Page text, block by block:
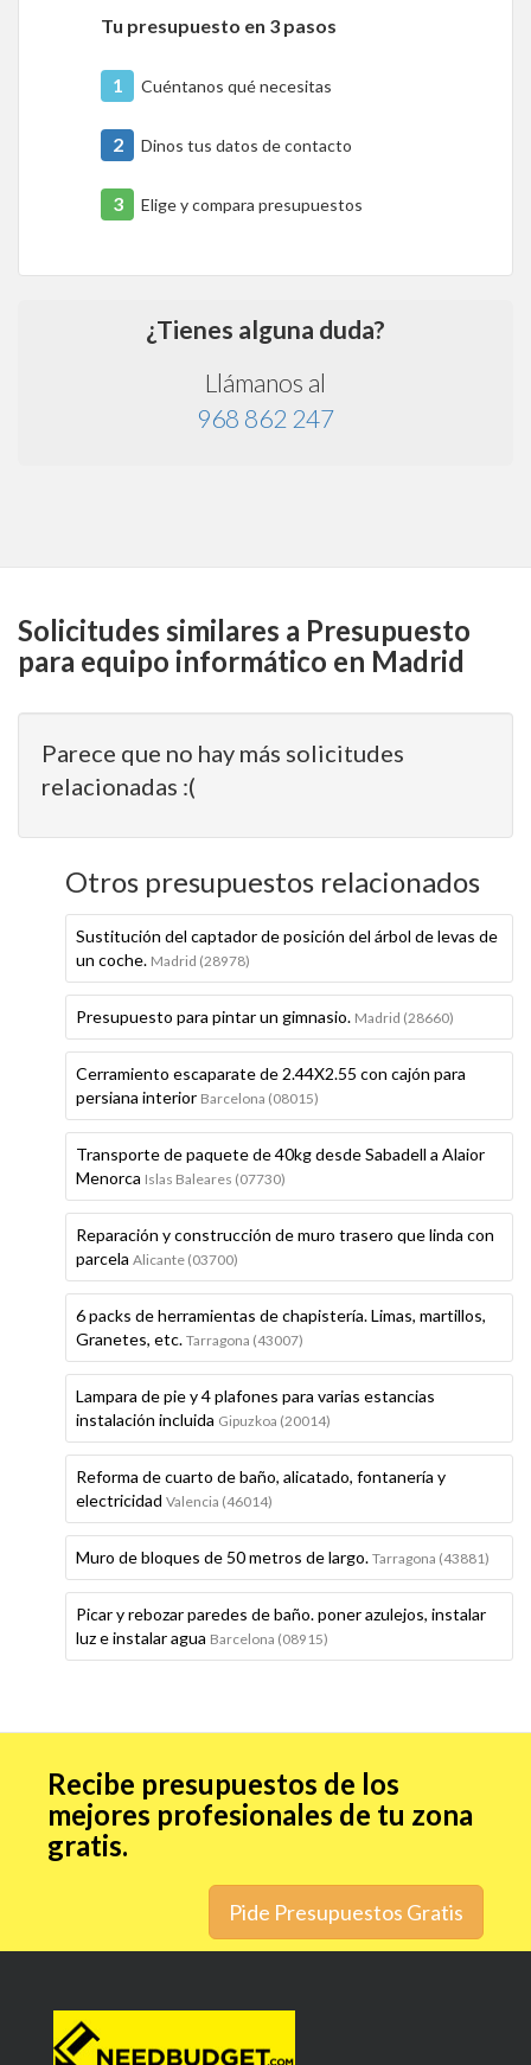
Tu presupuesto en 3 pasos
1 Cuéntanos qué necesitas
2 Dinos tus datos de contacto
3 Elige y compara presupuestos
¿Tienes alguna duda?
Llámanos al
968 862 247
Solicitudes similares a Presupuesto
para equipo informático en Madrid
Parece que no hay más solicitudes
relacionadas :(
Otros presupuestos relacionados
Sustitución del captador de posición del árbol de levas de
un coche. Madrid (28978)
Presupuesto para pintar un gimnasio. Madrid (28660)
Cerramiento escaparate de 2.44X2.55 con cajón para
persiana interior Barcelona (08015)
Transporte de paquete de 40kg desde Sabadell a Alaior
Menorca Islas Baleares (07730)
Reparación y construcción de muro trasero que linda con
parcela Alicante (03700)
6 packs de herramientas de chapistería. Limas, martillos,
Granetes, etc. Tarragona (43007)
Lampara de pie y 4 plafones para varias estancias
instalación incluida Gipuzkoa (20014)
Reforma de cuarto de baño, alicatado, fontanería y
electricidad Valencia (46014)
Muro de bloques de 50 metros de largo. Tarragona (43881)
Picar y rebozar paredes de baño. poner azulejos, instalar
luz e instalar agua Barcelona (08915)
Recibe presupuestos de los
mejores profesionales de tu zona
gratis.
Pide Presupuestos Gratis